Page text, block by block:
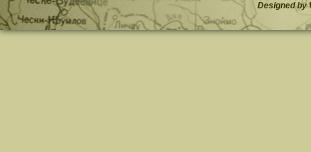
Designed by